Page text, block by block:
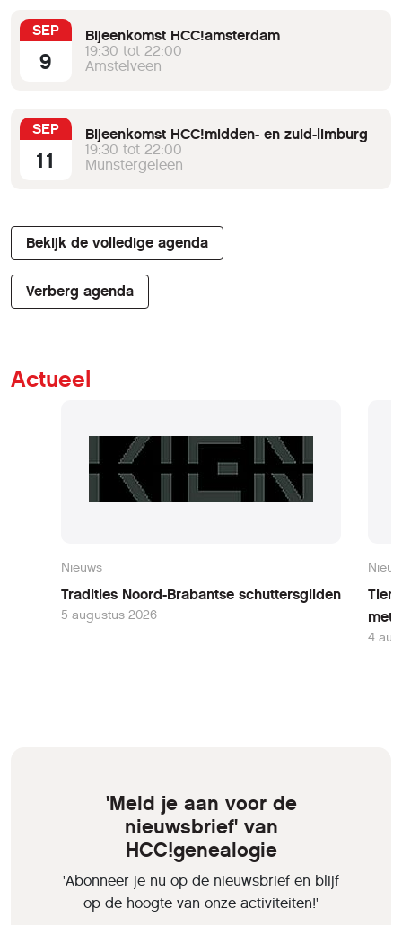
SEP
9
Bijeenkomst HCC!amsterdam
19:30 tot 22:00
Amstelveen
SEP
11
Bijeenkomst HCC!midden- en zuid-limburg
19:30 tot 22:00
Munstergeleen
Bekijk de volledige agenda
Verberg agenda
Actueel
Nieuws
Tradities Noord-Brabantse schuttersgilden
5 augustus 2026
Tien
4
'Meld je aan voor de
nieuwsbrief' van
HCC!genealogie
'Abonneer je nu op de nieuwsbrief en blijf
op de hoogte van onze activiteiten!'